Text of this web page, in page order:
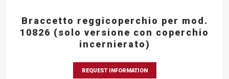
Braccetto reggicoperchio per mod.
10826 (solo versione con coperchio
incernierato)
REQUEST INFORMATION